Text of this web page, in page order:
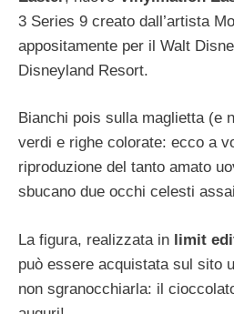
3 Series 9 creato dall’artista
appositamente per il Walt
Disneyland Resort.
Bianchi pois sulla maglietta (e
verdi e righe colorate: ecco a
riproduzione del tanto amato
sbucano due occhi celesti
La figura, realizzata in limit
può essere acquistata sul sito
non sgranocchiarla: il